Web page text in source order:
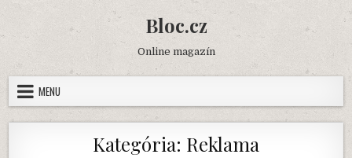
content
Bloc.cz
Online magazín
MENU
Kategória: Reklama